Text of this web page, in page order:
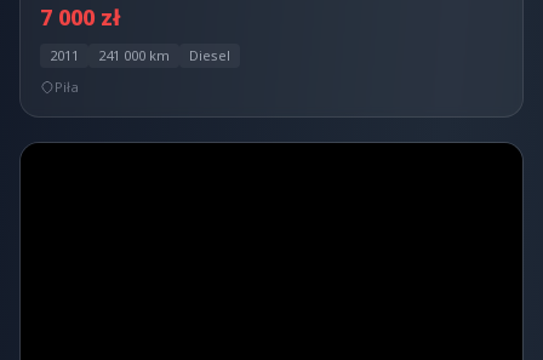
7 000 zł
2011 241 000 km
Diesel
Piła